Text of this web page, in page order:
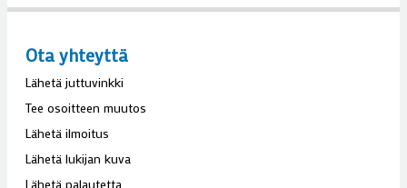
5. elokuuta
HENKILÖT
Pokelan suku kokoontui 30-vuotisjuhlaan
29. heinäkuuta
HARRASTUKSET